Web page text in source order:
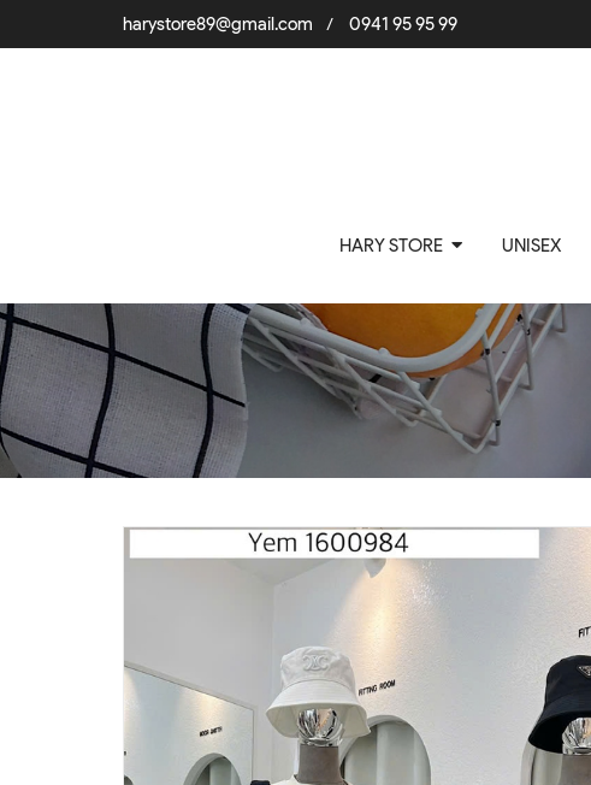
harystore89@gmail.com / 0941 95 95 99
HARY STORE UNISEX